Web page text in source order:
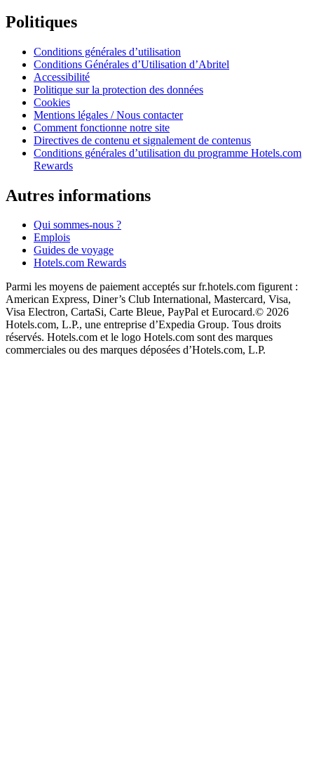
Politiques
Conditions générales d’utilisation
Conditions Générales d’Utilisation d’Abritel
Accessibilité
Politique sur la protection des données
Cookies
Mentions légales / Nous contacter
Comment fonctionne notre site
Directives de contenu et signalement de contenus
Conditions générales d’utilisation du programme Hotels.com
Rewards
Autres informations
Qui sommes-nous ?
Emplois
Guides de voyage
Hotels.com Rewards
Parmi les moyens de paiement acceptés sur fr.hotels.com figurent :
American Express, Diner’s Club International, Mastercard, Visa,
Visa Electron, CartaSi, Carte Bleue, PayPal et Eurocard.© 2026
Hotels.com, L.P., une entreprise d’Expedia Group. Tous droits
réservés. Hotels.com et le logo Hotels.com sont des marques
commerciales ou des marques déposées d’Hotels.com, L.P.